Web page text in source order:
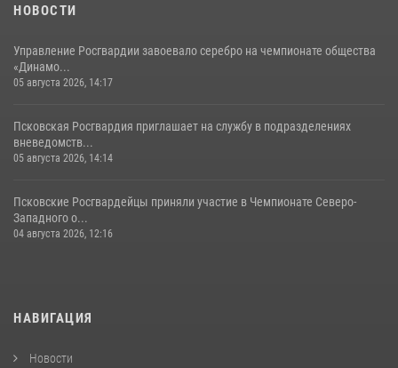
22 июля 2026, 10:19
НОВОСТИ
Управление Росгвардии завоевало серебро на чемпионате общества
«Динамо...
05 августа 2026, 14:17
Псковская Росгвардия приглашает на службу в подразделениях
вневедомств...
05 августа 2026, 14:14
Псковские Росгвардейцы приняли участие в Чемпионате Северо-
Западного о...
04 августа 2026, 12:16
НАВИГАЦИЯ
Новости